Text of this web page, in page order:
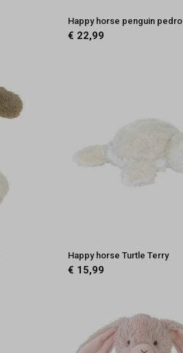
Happy horse penguin pedro
€ 22,99
Happy horse Turtle Terry
€ 15,99